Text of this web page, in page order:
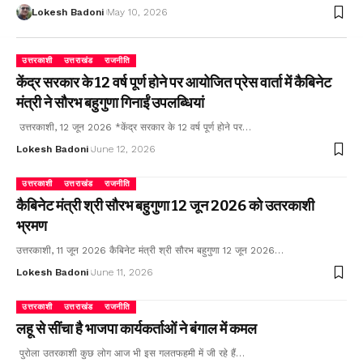
Lokesh Badoni May 10, 2026
उत्तरकाशी उत्तराखंड राजनीति
केंद्र सरकार के 12 वर्ष पूर्ण होने पर आयोजित प्रेस वार्ता में कैबिनेट
मंत्री ने सौरभ बहुगुणा गिनाईं उपलब्धियां
उत्तरकाशी, 12 जून 2026 *केंद्र सरकार के 12 वर्ष पूर्ण होने पर…
Lokesh Badoni June 12, 2026
उत्तरकाशी उत्तराखंड राजनीति
कैबिनेट मंत्री श्री सौरभ बहुगुणा 12 जून 2026 को उतरकाशी
भ्रमण
उत्तरकाशी, 11 जून 2026 कैबिनेट मंत्री श्री सौरभ बहुगुणा 12 जून 2026…
Lokesh Badoni June 11, 2026
उत्तरकाशी उत्तराखंड राजनीति
लहू से सींचा है भाजपा कार्यकर्ताओं ने बंगाल में कमल
पुरोला उतरकाशी कुछ लोग आज भी इस गलतफहमी में जी रहे हैं…